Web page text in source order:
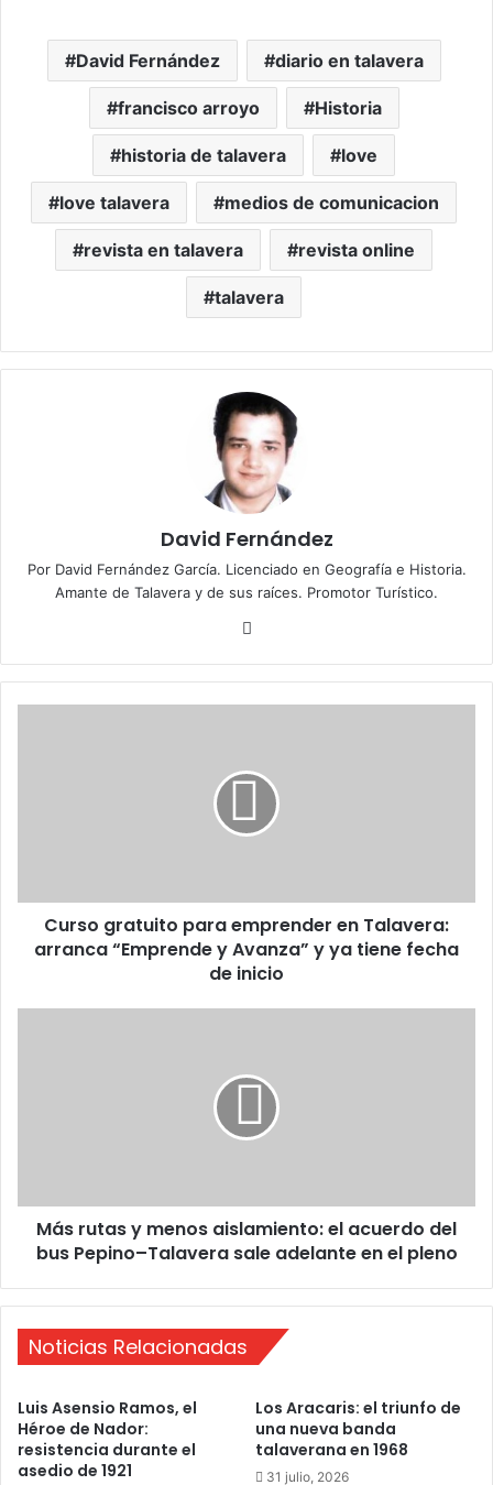
David Fernández diario en talavera
francisco arroyo Historia
historia de talavera love
love talavera medios de comunicacion
revista en talavera revista online
talavera
David Fernández
Por David Fernández García. Licenciado en Geografía e Historia.
Amante de Talavera y de sus raíces. Promotor Turístico.
bo
ok
t
r
T
a
v
e
Curso gratuito para emprender en Talavera:
arranca “Emprende y Avanza” y ya tiene fecha
de inicio
y
i
l
a
m
i
Más rutas y menos aislamiento: el acuerdo del
bus Pepino–Talavera sale adelante en el pleno
Noticias Relacionadas
Luis Asensio Ramos, el
Héroe de Nador:
resistencia durante el
asedio de 1921
Los Aracaris: el triunfo de
una nueva banda
talaverana en 1968
31 julio, 2026